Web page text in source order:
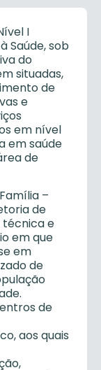
I
Saúde, sob
do
situadas,
de
e
em nível
em saúde
de
–
de
técnica e
em que
em
de
de
aos quais